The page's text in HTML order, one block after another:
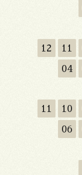
12 11
04
11 10
06